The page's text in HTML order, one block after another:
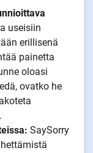
useisiin
erillisenä
painetta
oloasi
ovatko he
SaySorry